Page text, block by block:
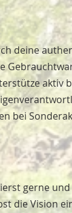
deine
aktiv
bei
gerne
die Vision